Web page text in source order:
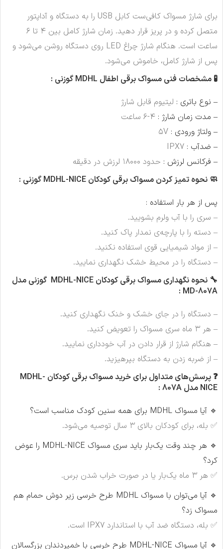
برای شارژ مسواک کافی‌ست کابل USB را به دستگاه و آداپتور
متصل کرده و در پریز قرار دهید. زمان شارژ کامل بین ۴ تا ۶
ساعت است. هنگام شارژ چراغ LED روی دستگاه روشن می‌شود و
پس از شارژ کامل، خاموش می‌شود.
🧪 مشخصات فنی مسواک برقی اطفال MDHL گوزنی :
– نوع باتری : لیتیوم قابل شارژ
– مدت زمان شارژ : ۴-۶ ساعت
– ولتاژ ورودی : ۵V
– ضدآب : IPX7
– فرکانس لرزش : حدود ۱۸۰۰۰ لرزش در دقیقه
🧼 نحوه تمیز کردن مسواک برقی کودکان MDHL-NICE گوزنی :
پس از هر بار استفاده :
– سری را با آب ولرم بشویید.
– دسته را با پارچه‌ی نمدار پاک کنید.
– از مواد شیمیایی قوی استفاده نکنید.
– دستگاه را در محیط خشک نگهداری نمایید.
🔧 نحوه نگهداری مسواک برقی کودکان MDHL-NICE گوزنی مدل
MD-807A :
– دستگاه را در جای خشک و خنک نگهداری کنید.
– هر ۳ ماه سری مسواک را تعویض کنید.
– هنگام شارژ از قرار دادن در آب خودداری نمایید.
– از ضربه زدن به دستگاه بپرهیزید.
❓ پرسش‌های متداول برای خرید مسواک برقی کودکان MDHL-
NICE مدل 807A :
🔹 آیا مسواک MDHL برای همه سنین کودک مناسب است؟
✅ بله، برای کودکان بالای ۳ سال توصیه می‌شود.
🔹 هر چند وقت یک‌بار باید سری مسواک MDHL-NICE را عوض
کرد؟
✅ هر ۳ ماه یک‌بار یا در صورت خراب شدن برس.
🔹 آیا می‌توان با مسواک MDHL طرح خرسی زیر دوش حمام هم
مسواک زد؟
✅ بله، دستگاه ضد آب با استاندارد IPX7 است.
🔹 آیا مسواک MDHL-NICE طرح خرسی با خمیردندان بزرگسالان